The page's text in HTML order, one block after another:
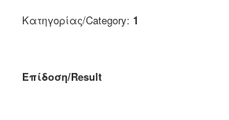
Κατηγορίας/Category: 1
Επίδοση/Result